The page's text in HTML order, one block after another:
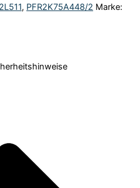
, PFR2K75A448/2 Marke: